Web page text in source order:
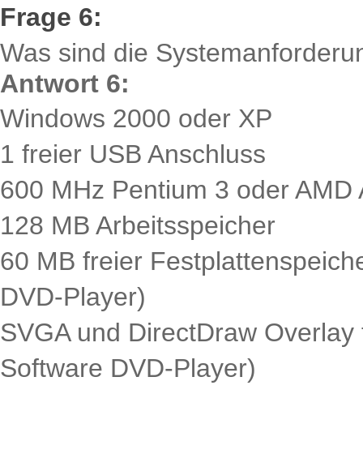
Frage 6:
Was sind die
Antwort 6:
Windows 2000 oder XP
1 freier USB Anschluss
600 MHz Pentium 3 oder AMD
128 MB Arbeitsspeicher
60 MB freier
DVD-Player)
SVGA und DirectDraw
Software DVD-Player)